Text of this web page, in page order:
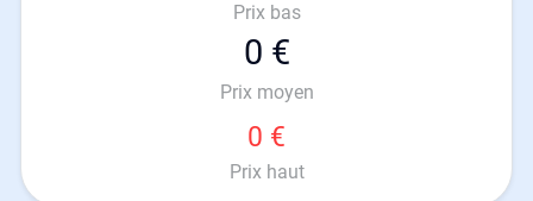
Prix bas
0 €
Prix moyen
0 €
Prix haut